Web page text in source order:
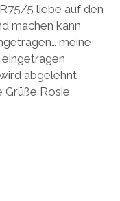
5 liebe auf den
machen kann
meine
eingetragen
abgelehnt
Grüße Rosie